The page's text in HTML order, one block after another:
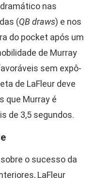
nas
(QB draws) e nos
do pocket após um
de Murray
sem expô-
de LaFleur deve
que Murray é
de 3,5 segundos.
o sucesso da
LaFleur